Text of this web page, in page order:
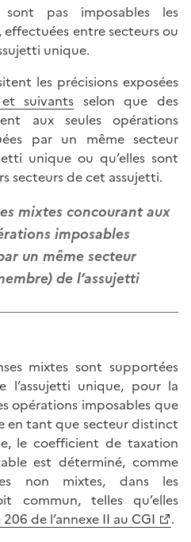
pas imposables les
entre secteurs ou
unique.
les précisions exposées
suivants selon que des
aux seules opérations
par un même secteur
unique ou qu’elles sont
secteurs de cet assujetti.
mixtes concourant aux
imposables
un même secteur
de l’assujetti
mixtes sont supportées
l’assujetti unique, pour la
opérations imposables que
en tant que secteur distinct
le coefficient de taxation
est déterminé, comme
non mixtes, dans les
commun, telles qu’elles
de l’annexe II au CGI .